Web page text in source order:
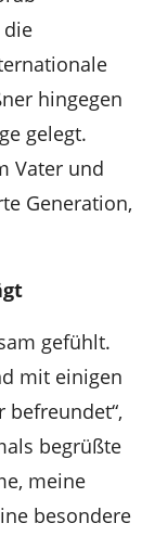
die
hingegen
gelegt.
Vater und
Generation,
gefühlt.
mit einigen
begrüßte
meine
besondere